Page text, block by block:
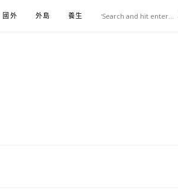
國外 外島 養生 伴手禮